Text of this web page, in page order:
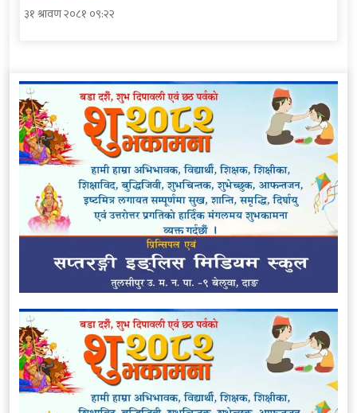
३१ श्रावण २०८१ ०९:२२